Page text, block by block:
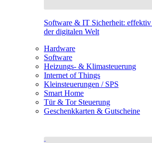
Software & IT Sicherheit: effektiv
der digitalen Welt
Hardware
Software
Heizungs- & Klimasteuerung
Internet of Things
Kleinsteuerungen / SPS
Smart Home
Tür & Tor Steuerung
Geschenkkarten & Gutscheine